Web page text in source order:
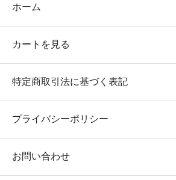
ホーム
カートを見る
特定商取引法に基づく表記
プライバシーポリシー
お問い合わせ